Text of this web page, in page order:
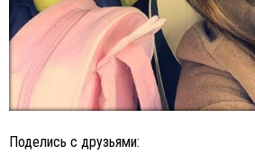
Поделись с друзьями: